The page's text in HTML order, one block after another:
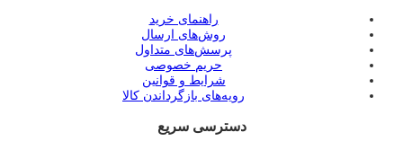
راهنمای خرید
روش‌های ارسال
پرسش‌های متداول
حریم خصوصی
شرایط و قوانین
رویه‌های بازگرداندن کالا
دسترسی سریع